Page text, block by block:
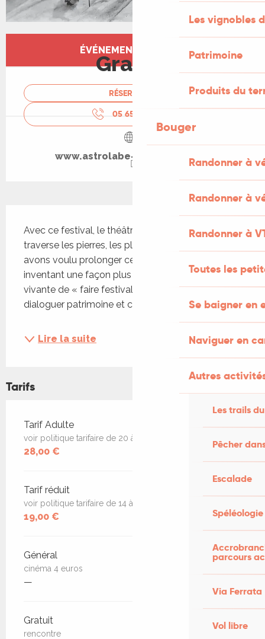
Les vignobles
Patrimoine
Produits du
Bouger
Randonner à
Randonner à
Randonner à
Toutes les
Se baigner en
Naviguer en
Autres
Les trails
Pêcher
Escalade
Spéléologie
parcours
Via Ferrata
Vol libre
Ouverture et coordonnées
ÉVÉNEMENT TERMINÉ
Gratuit
RÉSERVER
05 65 34 24
www.astrolabe-grand-figeac.fr
Avec ce festival, le théâtre habite Figeac. Il en
traverse les pierres, les places, les regards. Nous
avons voulu prolonger cet élan, sans nostalgie, en
inventant une façon plus libre, plus joyeuse, plus
vivante de « faire festival » : investir la ville, faire
dialoguer patrimoine et création,...
Lire la suite
Tarifs
Tarifs 2026
Tarif Adulte
voir politique tarifaire de 20 à 28 euros
28,00 €
Tarif réduit
voir politique tarifaire de 14 à 19 euros
19,00 €
Général
cinéma 4 euros
—
Gratuit
rencontre